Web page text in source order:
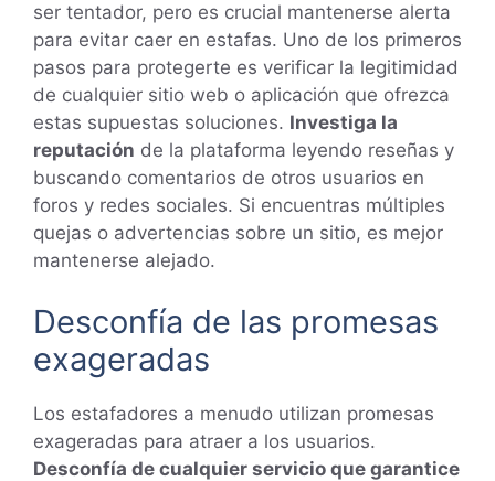
ser tentador, pero es crucial mantenerse alerta
para evitar caer en estafas. Uno de los primeros
pasos para protegerte es verificar la legitimidad
de cualquier sitio web o aplicación que ofrezca
estas supuestas soluciones. Investiga la
reputación de la plataforma leyendo reseñas y
buscando comentarios de otros usuarios en
foros y redes sociales. Si encuentras múltiples
quejas o advertencias sobre un sitio, es mejor
mantenerse alejado.
Desconfía de las promesas
exageradas
Los estafadores a menudo utilizan promesas
exageradas para atraer a los usuarios.
Desconfía de cualquier servicio que garantice